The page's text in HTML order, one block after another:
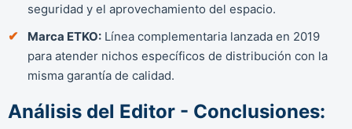
seguridad y el aprovechamiento del espacio.
Marca ETKO: Línea complementaria lanzada en 2019
para atender nichos específicos de distribución con la
misma garantía de calidad.
Análisis del Editor - Conclusiones: